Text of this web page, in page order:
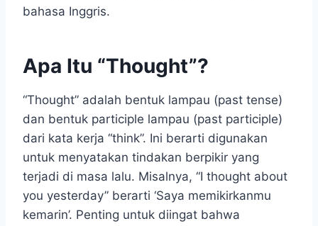
bahasa Inggris.
Apa Itu “Thought”?
“Thought” adalah bentuk lampau (past tense)
dan bentuk participle lampau (past participle)
dari kata kerja “think”. Ini berarti digunakan
untuk menyatakan tindakan berpikir yang
terjadi di masa lalu. Misalnya, “I thought about
you yesterday” berarti ‘Saya memikirkanmu
kemarin’. Penting untuk diingat bahwa